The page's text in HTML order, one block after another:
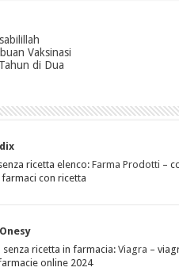
Vaksinasi
di Dua
ricetta elenco: Farma Prodotti –
con ricetta
senza ricetta in farmacia:Viagra –
online 2024